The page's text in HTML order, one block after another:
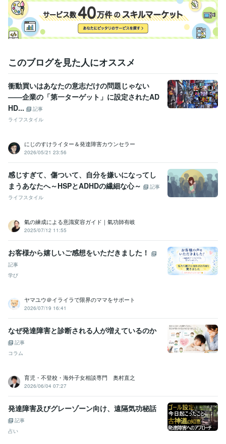
このブログを見た人にオススメ
衝動買いはあなたの意志だけの問題じゃない
——企業の「第一ターゲット」に設定されたAD
HD...
記事
ライフスタイル
にじのすけライター＆発達障害カウンセラー
2026/05/21 23:56
感じすぎて、傷ついて、自分を嫌いになってし
まうあなたへ～HSPとADHDの繊細な心～
記事
ライフスタイル
氣の練成による意識変容ガイド｜氣功師有岐
2025/07/12 11:55
お客様から嬉しいご感想をいただきました！
記事
学び
ヤマユウ＠イライラで限界のママをサポート
2026/07/19 16:41
なぜ発達障害と診断される人が増えているのか
記事
コラム
育児・不登校・海外子女相談専門 奥村直之
2026/06/04 07:27
発達障害及びグレーゾーン向け、遠隔気功秘話
記事
占い